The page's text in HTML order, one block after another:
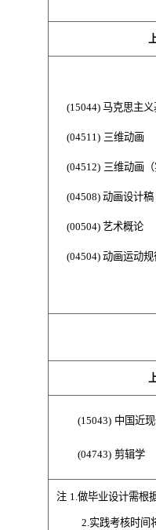
(15044)马克思主
(04511) 三维动画
(04512) 三维动画
(04508) 动画设计稿
(00504) 艺术概论
(04504) 动画运动
(15043) 中国近
(04743) 剪辑学
注 1.做毕业设计需根
2.实践考核时间